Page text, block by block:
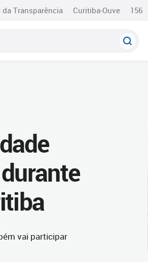
da Transparência Curitiba-Ouve 156
vai participar